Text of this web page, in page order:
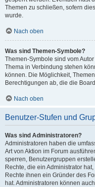
Themen zu schließen, sofern
wurde.
Nach oben
Was sind Themen-Symbole?
Themen-Symbole sind vom
Thema in Verbindung stehen
können. Die Möglichkeit,
Berechtigungen ab, die die
Nach oben
Benutzer-Stufen und
Was sind Administratoren?
Administratoren haben die
Art von Aktion im Forum
sperren, Benutzergruppen
Rechte, die ein Administrator
Rechte ihnen ein Gründer des
hat. Administratoren können